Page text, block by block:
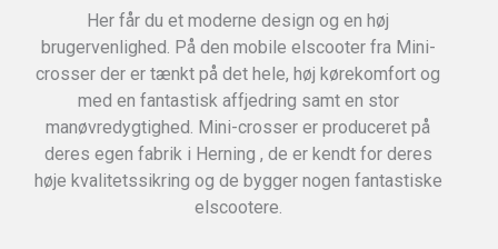
Her får du et moderne design og en høj
brugervenlighed. På den mobile elscooter fra Mini-
crosser der er tænkt på det hele, høj kørekomfort og
med en fantastisk affjedring samt en stor
manøvredygtighed. Mini-crosser er produceret på
deres egen fabrik i Herning , de er kendt for deres
høje kvalitetssikring og de bygger nogen fantastiske
elscootere.